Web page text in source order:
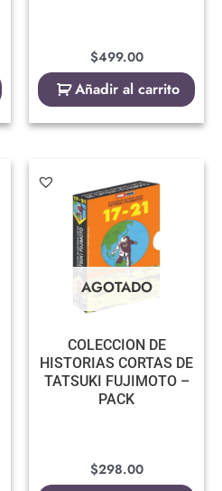
$499.00
Añadir al carrito
AGOTADO
COLECCION DE
HISTORIAS CORTAS DE
TATSUKI FUJIMOTO –
PACK
$298.00